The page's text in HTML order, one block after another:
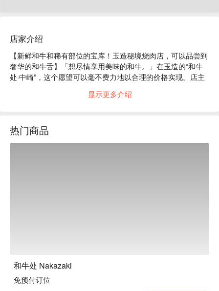
店家介绍
【新鲜和牛和稀有部位的宝库！玉造秘境烧肉店，可以品尝到
奢华的和牛舌】「想尽情享用美味的和牛。」在玉造的“和牛
处·中崎”，这个愿望可以毫不费力地以合理的价格实现。店主
当季最优质的黑毛和牛。他坚持只使用冷冻鲜肉作为配菜的理
肴。许多客人长期光顾并再次光顾，这证明了这是一家兼具美
味、价格和氛围的著名餐厅。这里也提供葡萄酒和威士忌等各
显示更多介绍
热门商品
和牛处 Nakazaki
免预付订位